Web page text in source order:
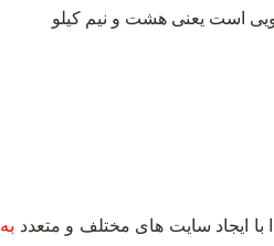
که از بوجاری شده محصول آفتابی بی دانه در کارخانه به دست می‌ آید در قالب بسته‌ بندی کارتونی این کار صورت گرفته که به صورت ۹ کیلویی است یعنی هشت و نیم کیلو
به